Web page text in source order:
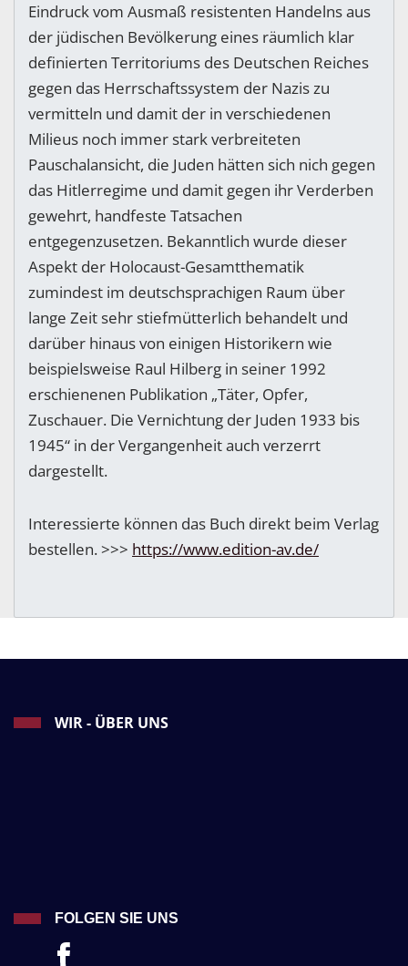
Eindruck vom Ausmaß resistenten Handelns aus
der jüdischen Bevölkerung eines räumlich klar
definierten Territoriums des Deutschen Reiches
gegen das Herrschaftssystem der Nazis zu
vermitteln und damit der in verschiedenen
Milieus noch immer stark verbreiteten
Pauschalansicht, die Juden hätten sich nich gegen
das Hitlerregime und damit gegen ihr Verderben
gewehrt, handfeste Tatsachen
entgegenzusetzen. Bekanntlich wurde dieser
Aspekt der Holocaust-Gesamtthematik
zumindest im deutschsprachigen Raum über
lange Zeit sehr stiefmütterlich behandelt und
darüber hinaus von einigen Historikern wie
beispielsweise Raul Hilberg in seiner 1992
erschienenen Publikation „Täter, Opfer,
Zuschauer. Die Vernichtung der Juden 1933 bis
1945“ in der Vergangenheit auch verzerrt
dargestellt.
Interessierte können das Buch direkt beim Verlag
bestellen. >>> https://www.edition-av.de/
WIR - ÜBER UNS
FOLGEN SIE UNS